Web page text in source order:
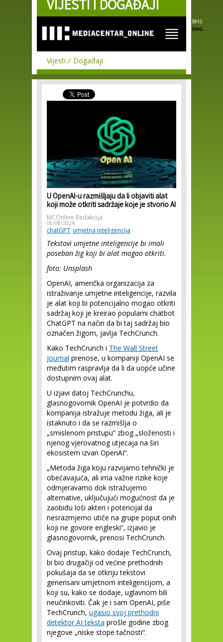
Skip to
main
VIJESTI I DOGAĐAJI
BHS
ENG
Vijesti Događaji
U OpenAI-u razmišljaju da li objaviti alat
koji može otkriti sadržaje koje je stvorio AI
MCOnline Redakcija
06/08/2024
chatGPT umjetna inteligencija
Tekstovi umjetne inteligencije bi imali
poseban žig koji bi alat mogao otkriti.
foto: Unsplash
OpenAI, američka organizacija za
istraživanje umjetne inteligencije, razvila
je alat koji bi potencijalno mogao otkriti
sadržaj koji je kreirao popularni chatbot
ChatGPT na način da bi taj sadržaj bio
označen žigom, javlja TechCrunch.
Kako TechCrunch i The Wall Street
Journal prenose, u kompaniji OpenAI se
međutim raspravlja da li da uopće učine
dostupnim ovaj alat.
U izjavi datoj TechCrunchu,
glasnogovornik OpenAI je potvrdio da
kompanija istražuje metodu žiga, ali je
istaknuto i da se razmišlja o
„smislenom pristupu” zbog „složenosti i
njenog vjerovatnog utjecaja na širi
ekosistem izvan OpenAI”.
„Metoda žiga koju razvijamo tehnički je
obećavajuća, ali ima važne rizike koje
odmjeravamo dok istražujemo
alternative, uključujući mogućnost da je
zaobiđu loši akteri i potencijal da
nesrazmjerno utiče na grupe poput onih
koji ne govore engleski“, izjavio je
glasnogovornik, prenosi TechCrunch.
Ovaj pristup, kako dodaje TechCrunch,
bi bio drugačiji od većine prethodnih
pokušaja da se otkriju tekstovi
generisani umjetnom inteligencijom, a
koji su, kako se dodaje, uglavnom bili
neučinkoviti. Čak je i sam OpenAI, piše
TechCrunch, ugasio svoj prethodni
detektor AI teksta prošle godine zbog
njegove „niske stope tačnosti“.